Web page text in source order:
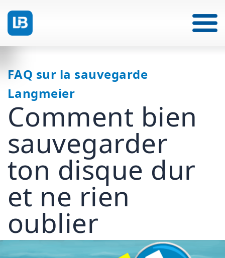
FAQ sur la sauvegarde
Langmeier
Comment bien
sauvegarder
ton disque dur
et ne rien
oublier